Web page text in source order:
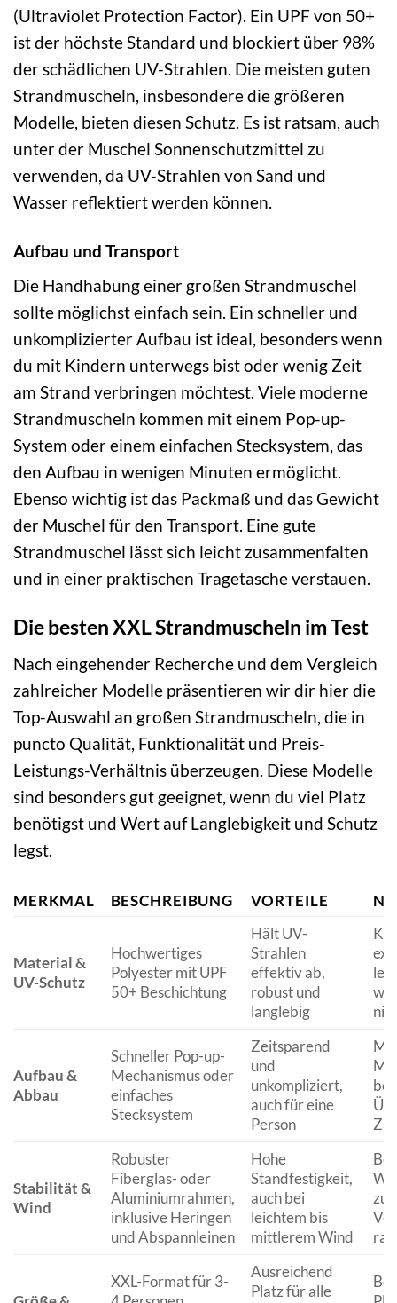
(Ultraviolet Protection Factor). Ein UPF von 50+
ist der höchste Standard und blockiert über 98%
der schädlichen UV-Strahlen. Die meisten guten
Strandmuscheln, insbesondere die größeren
Modelle, bieten diesen Schutz. Es ist ratsam, auch
unter der Muschel Sonnenschutzmittel zu
verwenden, da UV-Strahlen von Sand und
Wasser reflektiert werden können.
Aufbau und Transport
Die Handhabung einer großen Strandmuschel
sollte möglichst einfach sein. Ein schneller und
unkomplizierter Aufbau ist ideal, besonders wenn
du mit Kindern unterwegs bist oder wenig Zeit
am Strand verbringen möchtest. Viele moderne
Strandmuscheln kommen mit einem Pop-up-
System oder einem einfachen Stecksystem, das
den Aufbau in wenigen Minuten ermöglicht.
Ebenso wichtig ist das Packmaß und das Gewicht
der Muschel für den Transport. Eine gute
Strandmuschel lässt sich leicht zusammenfalten
und in einer praktischen Tragetasche verstauen.
Die besten XXL Strandmuscheln im Test
Nach eingehender Recherche und dem Vergleich
zahlreicher Modelle präsentieren wir dir hier die
Top-Auswahl an großen Strandmuscheln, die in
puncto Qualität, Funktionalität und Preis-
Leistungs-Verhältnis überzeugen. Diese Modelle
sind besonders gut geeignet, wenn du viel Platz
benötigst und Wert auf Langlebigkeit und Schutz
legst.
MERKMAL BESCHREIBUNG VORTEILE
Material &
UV-Schutz
Hochwertiges
Polyester mit UPF
50+ Beschichtung
Hält UV-
Strahlen
effektiv ab,
robust und
langlebig
Aufbau &
Abbau
Schneller Pop-up-
Mechanismus oder
einfaches
Stecksystem
Zeitsparend
und
unkompliziert,
auch für eine
Person
Stabilität &
Wind
Robuster
Fiberglas- oder
Aluminiumrahmen,
inklusive Heringen
und Abspannleinen
Hohe
Standfestigkeit,
auch bei
leichtem bis
mittlerem Wind
XXL-Format für 3-
Ausreichend
Platz für alle